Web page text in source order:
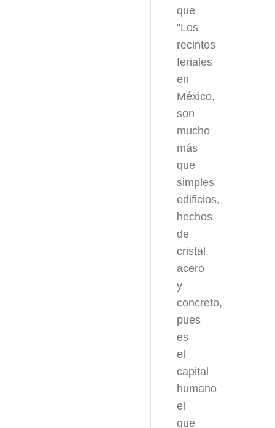
que
“Los
recintos
feriales
en
México,
son
mucho
más
que
simples
edificios,
hechos
de
cristal,
acero
y
concreto,
pues
es
el
capital
humano
el
que